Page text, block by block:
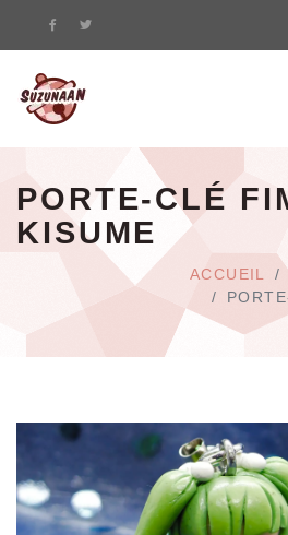
PORTE-CLÉ
KISUME
ACCUEIL